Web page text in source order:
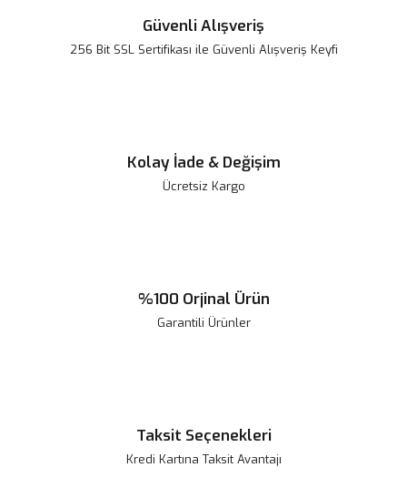
Güvenli Alışveriş
256 Bit SSL Sertifikası ile Güvenli Alışveriş Keyfi
Kolay İade & Değişim
Ücretsiz Kargo
%100 Orjinal Ürün
Garantili Ürünler
Taksit Seçenekleri
Kredi Kartına Taksit Avantajı